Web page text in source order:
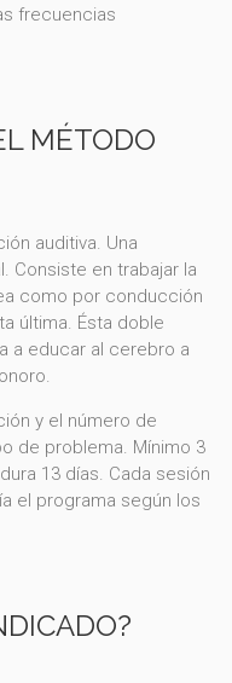
frecuencias
MÉTODO
auditiva. Una
Consiste en trabajar la
como por conducción
última. Ésta doble
a educar al cerebro a
y el número de
de problema. Mínimo 3
13 días. Cada sesión
el programa según los